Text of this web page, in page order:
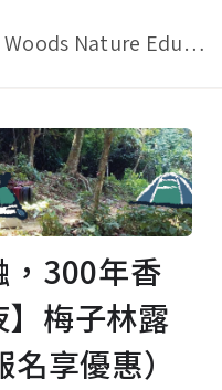
Nature Education
，300年香
梅子林露
享優惠）